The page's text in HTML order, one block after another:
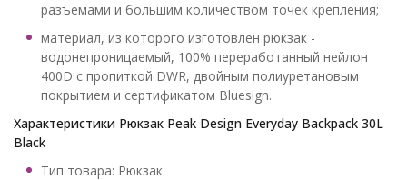
разъемами и большим количеством точек крепления;
материал, из которого изготовлен рюкзак -
водонепроницаемый, 100% переработанный нейлон
400D с пропиткой DWR, двойным полиуретановым
покрытием и сертификатом Bluesign.
Характеристики Рюкзак Peak Design Everyday Backpack 30L
Black
Тип товара: Рюкзак